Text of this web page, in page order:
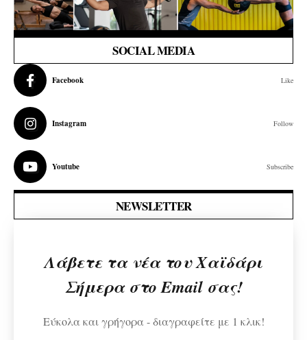
SOCIAL MEDIA
Facebook Like
Instagram Follow
Youtube Subscribe
NEWSLETTER
Λάβετε τα νέα του Χαϊδάρι
Σήμερα στο Email σας!
Εύκολα και γρήγορα - διαγραφείτε με 1 κλικ!